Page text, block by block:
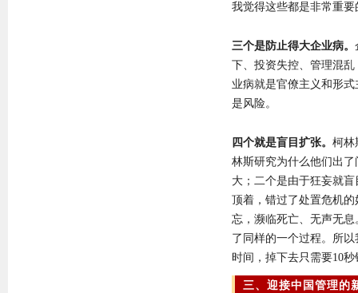
我觉得这些都是非常重要
三个是防止得大企业病。
下、投资失控、管理混
业病就是官僚主义和形
是风险。
四个就是盲目扩张。 柯林
林斯研究为什么他们出
大；二个是由于狂妄就
顶着，错过了处置危机
忘，濒临死亡、无声无
了同样的一个过程。所
时间，掉下去只需要10秒
三、迎接中国管理的